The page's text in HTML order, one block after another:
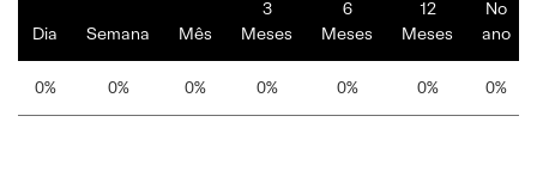
Dia Semana Mês
3
Meses
6
Meses
12
Meses
No
ano
0% 0% 0% 0% 0% 0% 0%